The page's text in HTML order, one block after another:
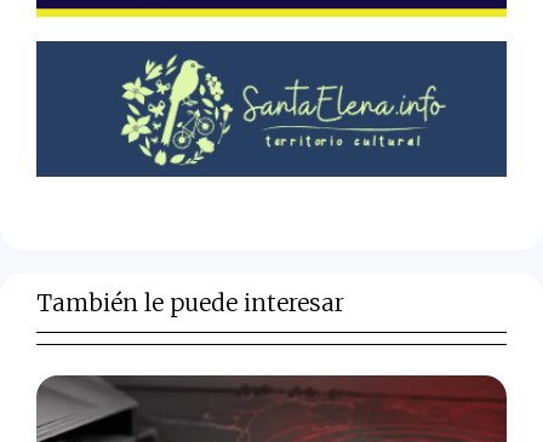
También le puede interesar